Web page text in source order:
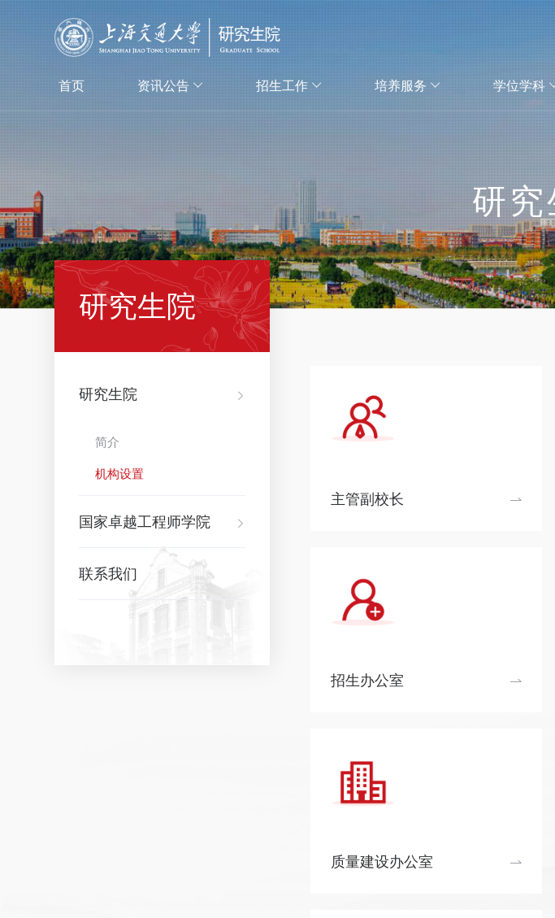
首页 资讯公告 招生工作 培养服务 学位学科
研究
研究生院
研究生院
简介
机构设置
国家卓越工程师学院
联系我们
主管副校长
招生办公室
质量建设办公室